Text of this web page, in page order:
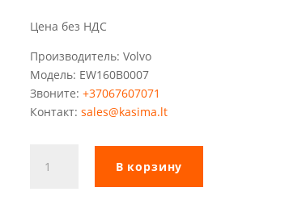
Цена без НДС
Производитель: Volvo
Модель: EW160B0007
Звоните: +37067607071
Контакт: sales@kasima.lt
товара
Гидравлический
В корзину